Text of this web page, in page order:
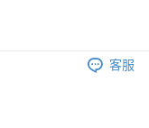
客服